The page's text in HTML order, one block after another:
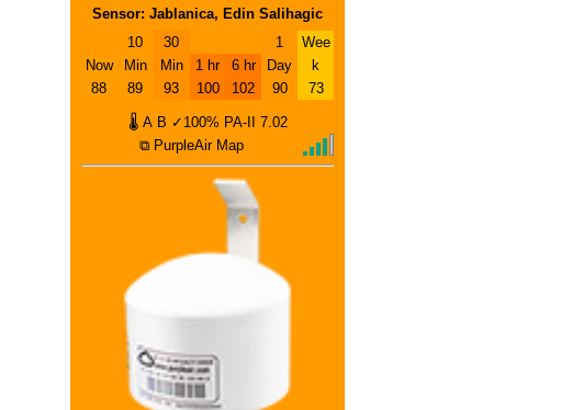
Sensor: Jablanica, Edin Salihagic
Now
88
10
Min
89
30
Min
93
1 hr
100
6 hr
102
1
Day
90
Wee
k
73
🌡 A B ✓100% PA-II
7.02
⧉ PurpleAir Map